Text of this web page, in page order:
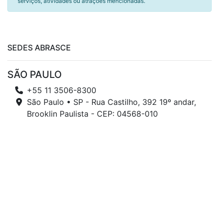
SEDES ABRASCE
SÃO PAULO
+55 11 3506-8300
São Paulo • SP - Rua Castilho, 392 19º andar,
Brooklin Paulista - CEP: 04568-010